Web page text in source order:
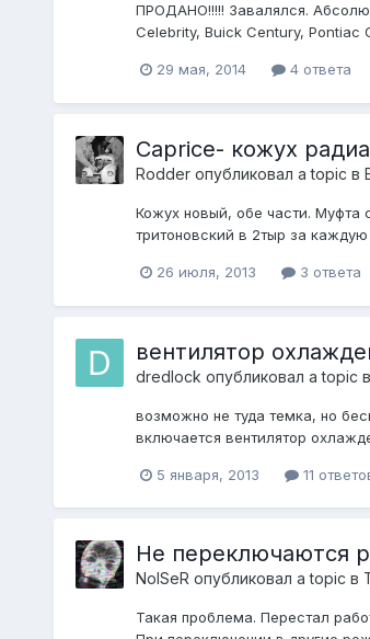
ПРОДАНО!!!!! Завалялся.
Celebrity, Buick Century, Pontiac
29 мая, 2014 4 ответа
Caprice- кожух
Rodderопубликовал a topic в
Кожух новый, обе части. Муфта
тритоновский в 2тыр за
26 июля, 2013 3 ответа
вентилятор
dredlock опубликовал a topic в
возможно не туда темка, но
включается вентилятор
5 января, 2013 11
Не переключаются
NoISeR опубликовал a topic в
Такая проблема. Перестал